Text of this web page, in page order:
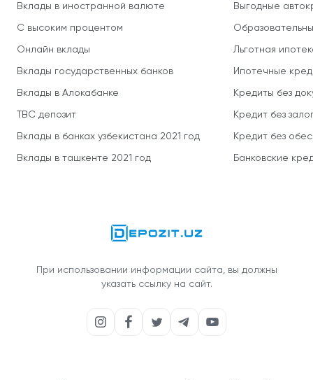
Вклады в иностранной валюте
С высоким процентом
Онлайн вклады
Вклады государственных банков
Вклады в Алокабанке
TBC депозит
Вклады в банках узбекистана 2021 год
Вклады в ташкенте 2021 год
Выгодные
Льготная
Ипотечные
Кредиты без
Кредит без
Кредит без
Банковские
При использовании информации сайта, вы должны
указать ссылку на сайт.